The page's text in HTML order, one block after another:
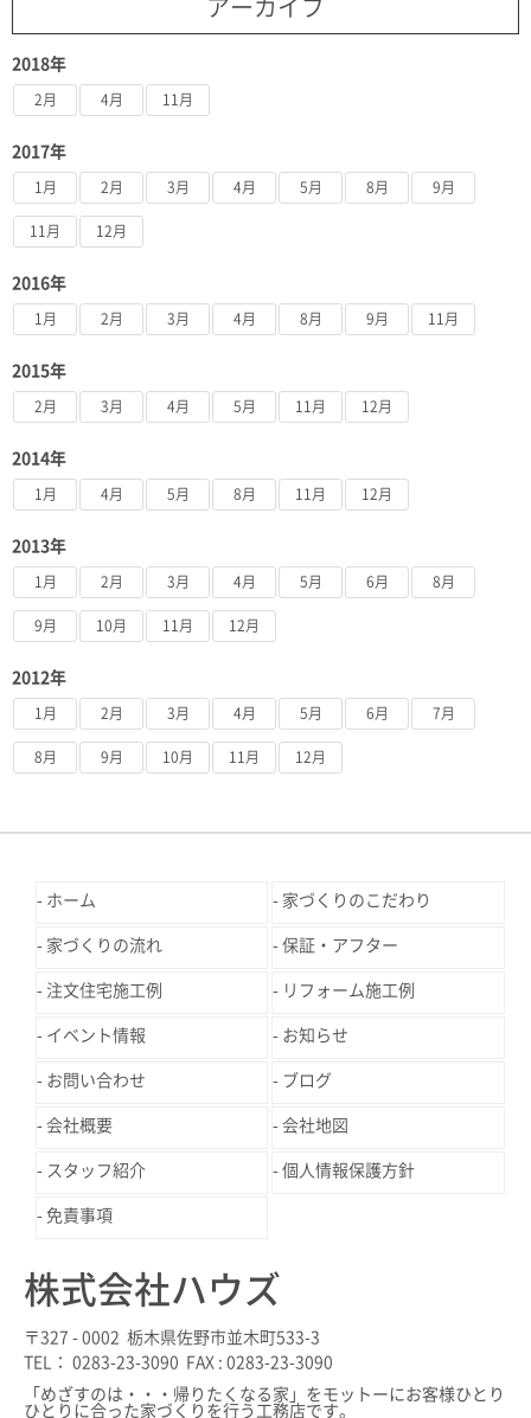
アーカイブ
2018年
2月 4月 11月
2017年
1月 2月 3月 4月 5月 8月 9月
11月 12月
2016年
1月 2月 3月 4月 8月 9月 11月
2015年
2月 3月 4月 5月 11月 12月
2014年
1月 4月 5月 8月 11月 12月
2013年
1月 2月 3月 4月 5月 6月 8月
9月 10月 11月 12月
2012年
1月 2月 3月 4月 5月 6月 7月
8月 9月 10月 11月 12月
ホーム 家づくりのこだわり
家づくりの流れ 保証・アフター
注文住宅施工例 リフォーム施工例
イベント情報 お知らせ
お問い合わせ ブログ
会社概要 会社地図
スタッフ紹介 個人情報保護方針
免責事項
株式会社ハウズ
〒327 - 0002 栃木県佐野市並木町533-3
TEL： 0283-23-3090 FAX : 0283-23-3090
「めざすのは・・・帰りたくなる家」をモットーにお客様ひとり
ひとりに合った家づくりを行う工務店です。